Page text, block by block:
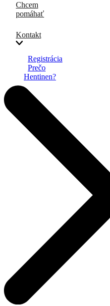
Chcem
pomáhať
Kontakt
Registrácia
Prečo
Hentinen?